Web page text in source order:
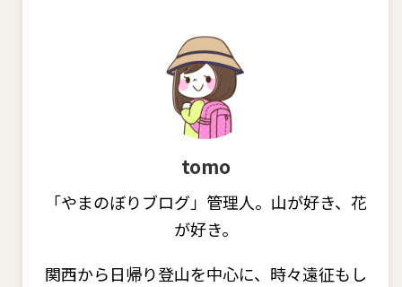
tomo
「やまのぼりブログ」管理人。山が好き、花
が好き。
関西から日帰り登山を中心に、時々遠征もし